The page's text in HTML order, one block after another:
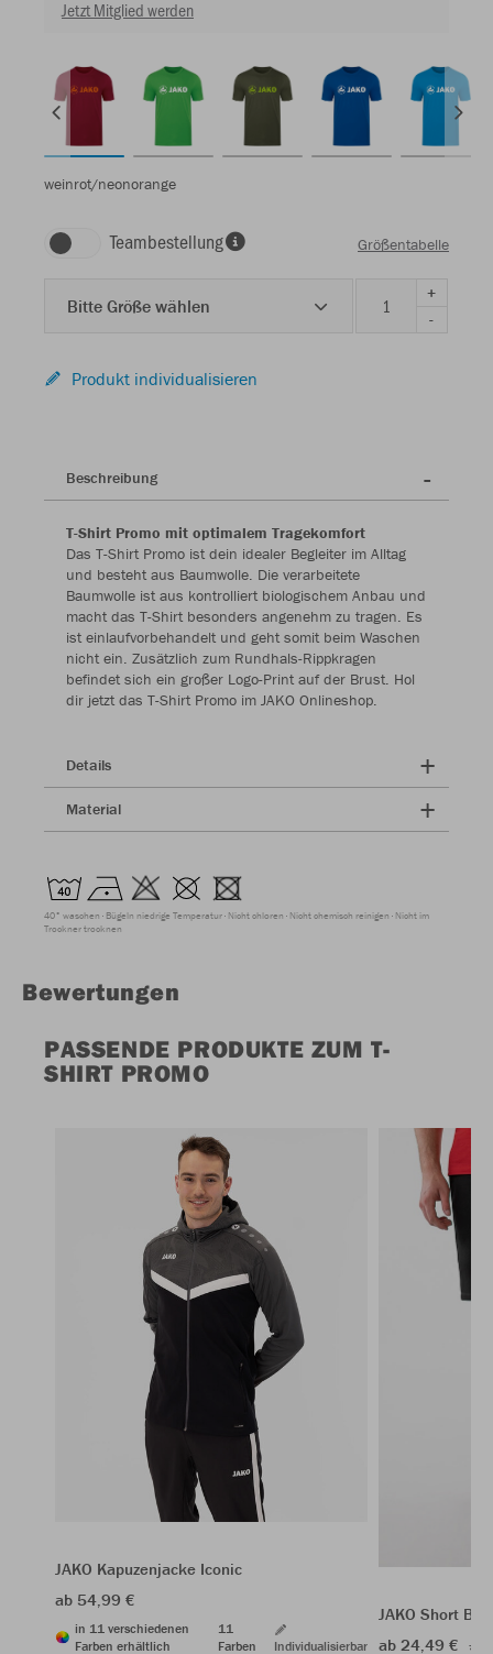
Jetzt Mitglied werden
weinrot/neonorange
Teambestellung Größentabelle
Bitte Größe wählen
+
-
Produkt individualisieren
Beschreibung
T-Shirt Promo mit optimalem Tragekomfort
Das T-Shirt Promo ist dein idealer Begleiter im Alltag
und besteht aus Baumwolle. Die verarbeitete
Baumwolle ist aus kontrolliert biologischem Anbau und
macht das T-Shirt besonders angenehm zu tragen. Es
ist einlaufvorbehandelt und geht somit beim Waschen
nicht ein. Zusätzlich zum Rundhals-Rippkragen
befindet sich ein großer Logo-Print auf der Brust. Hol
dir jetzt das T-Shirt Promo im JAKO Onlineshop.
Details
Material
40° waschen Bügeln niedrige Temperatur Nicht chloren Nicht chemisch reinigen Nicht im
Trockner trocknen
Bewertungen
PASSENDE PRODUKTE ZUM T-
SHIRT PROMO
JAKO Kapuzenjacke Iconic
ab 54,99 €
in 11 verschiedenen
Farben erhältlich
11
Farben
Individualisierbar
JAKO Short
ab 24,49 €